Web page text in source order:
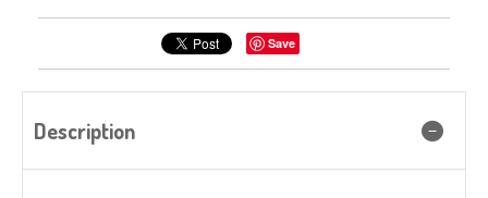
Save
Description